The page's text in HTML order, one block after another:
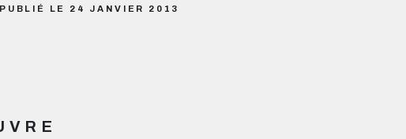
PUBLIÉ LE 24 JANVIER 2013